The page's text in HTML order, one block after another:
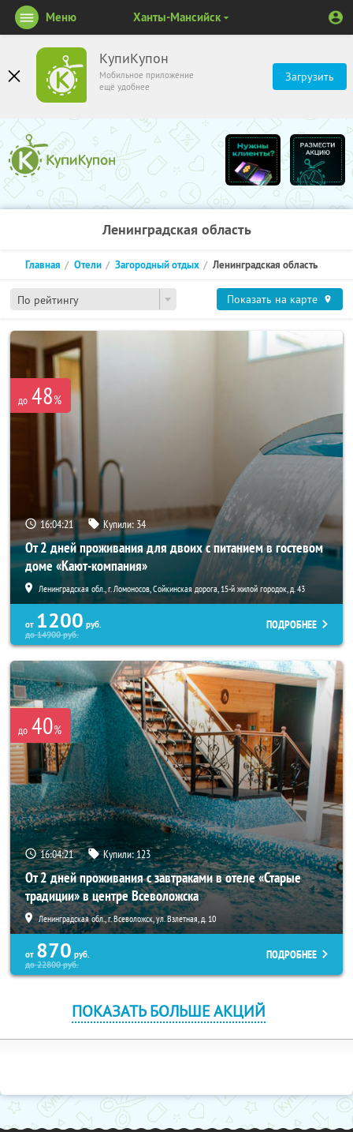
КупиКупон
Мобильное приложение
ещё удобнее
Загрузить
Меню Ханты-Мансийск
Ленинградская область
По рейтингу
Главная Отели Загородный отдых Ленинградская область
Показать на карте
до 48%
16:04:21 Купили: 34
От 2 дней проживания для двоих с питанием в гостевом
доме «Кают-компания»
Ленинградская обл., г. Ломоносов, Сойкинская дорога, 15-й жилой городок, д. 43
от 1200 руб.
до14900руб.
ПОДРОБНЕЕ
до 40%
16:04:21 Купили:123
От 2 дней проживания с завтраками в отеле «Старые
традиции» в центре Всеволожска
Ленинградская обл., г. Всеволожск, ул. Взлетная, д. 10
от 870 руб.
до22800руб.
ПОДРОБНЕЕ
ПОКАЗАТЬ БОЛЬШЕ АКЦИЙ